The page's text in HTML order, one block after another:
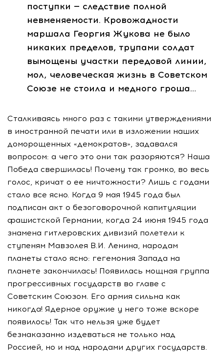
поступки — следствие полной
невменяемости. Кровожадности
маршала Георгия Жукова не было
никаких пределов, трупами солдат
вымощены участки передовой линии,
мол, человеческая жизнь в Советском
Союзе не стоила и медного гроша…
Сталкиваясь много раз с такими утверждениями
в иностранной печати или в изложении наших
доморощенных «демократов», задавался
вопросом: а чего это они так разоряются? Наша
Победа свершилась! Почему так громко, во весь
голос, кричат о ее ничтожности? Лишь с годами
стало все ясно. Когда 9 мая 1945 года был
подписан акт о безоговорочной капитуляции
фашистской Германии, когда 24 июня 1945 года
знамена гитлеровских дивизий полетели к
ступеням Мавзолея В.И. Ленина, народам
планеты стало ясно: гегемония Запада на
планете закончилась! Появилась мощная группа
прогрессивных государств во главе с
Советским Союзом. Его армия сильна как
никогда! Ядерное оружие у него тоже вскоре
появилось! Так что нельзя уже будет
безнаказанно издеваться не только над
Россией, но и над народами других государств.